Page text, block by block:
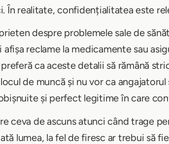
În realitate, confidențialitatea este
despre problemele sale de
reclame la medicamente sau
ca aceste detalii să rămână
de muncă și nu vor ca angajatorul
și perfect legitime în care
ceva de ascuns atunci când trage
lumea, la fel de firesc ar trebui să